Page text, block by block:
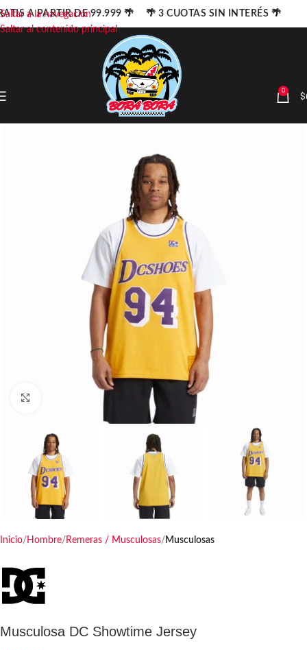
Saltar a la navegación
Saltar al contenido principal
0 $
Haga clic para ampliar
Inicio Hombre Remeras / Musculosas Musculosas
Musculosa DC Showtime Jersey
A PARTIR DE 99.999 🌴 🌴 3 CUOTAS SIN INTERÉS 🌴